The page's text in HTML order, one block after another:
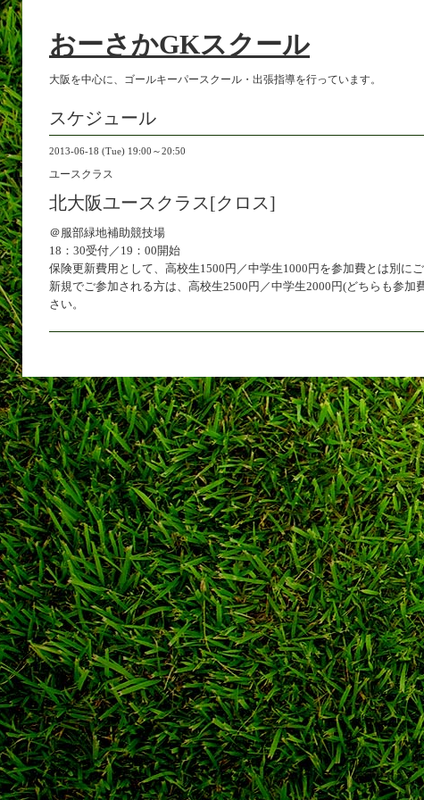
おーさかGKスクール
大阪を中心に、ゴールキーパースクール・出張指導を行っています。
スケジュール
2013-06-18 (Tue) 19:00～20:50
ユースクラス
北大阪ユースクラス[クロス]
＠服部緑地補助競技場
18：30受付／19：00開始
保険更新費用として、高校生1500円／中学生1000円を参加費とは別にご
新規でご参加される方は、高校生2500円／中学生2000円(どちらも参加
さい。